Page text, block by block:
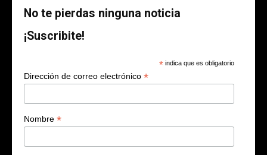
No te pierdas ninguna noticia
¡Suscribite!
* indica que es obligatorio
Dirección de correo electrónico *
Nombre *